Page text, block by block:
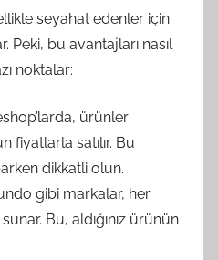
seyahat edenler için
Peki, bu avantajları nasıl
noktalar:
ürünler
fiyatlarla satılır. Bu
dikkatli olun.
gibi markalar, her
Bu, aldığınız ürünün